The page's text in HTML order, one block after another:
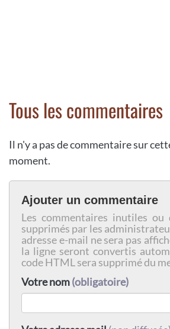
Tous les commentaires
Il n'y a pas de commentaire sur
moment.
Ajouter un commentaire
Les commentaires inutiles ou
supprimés par les
adresse e-mail ne sera pas
la ligne seront convertis
code HTML sera supprimé du
Votre nom(obligatoire)